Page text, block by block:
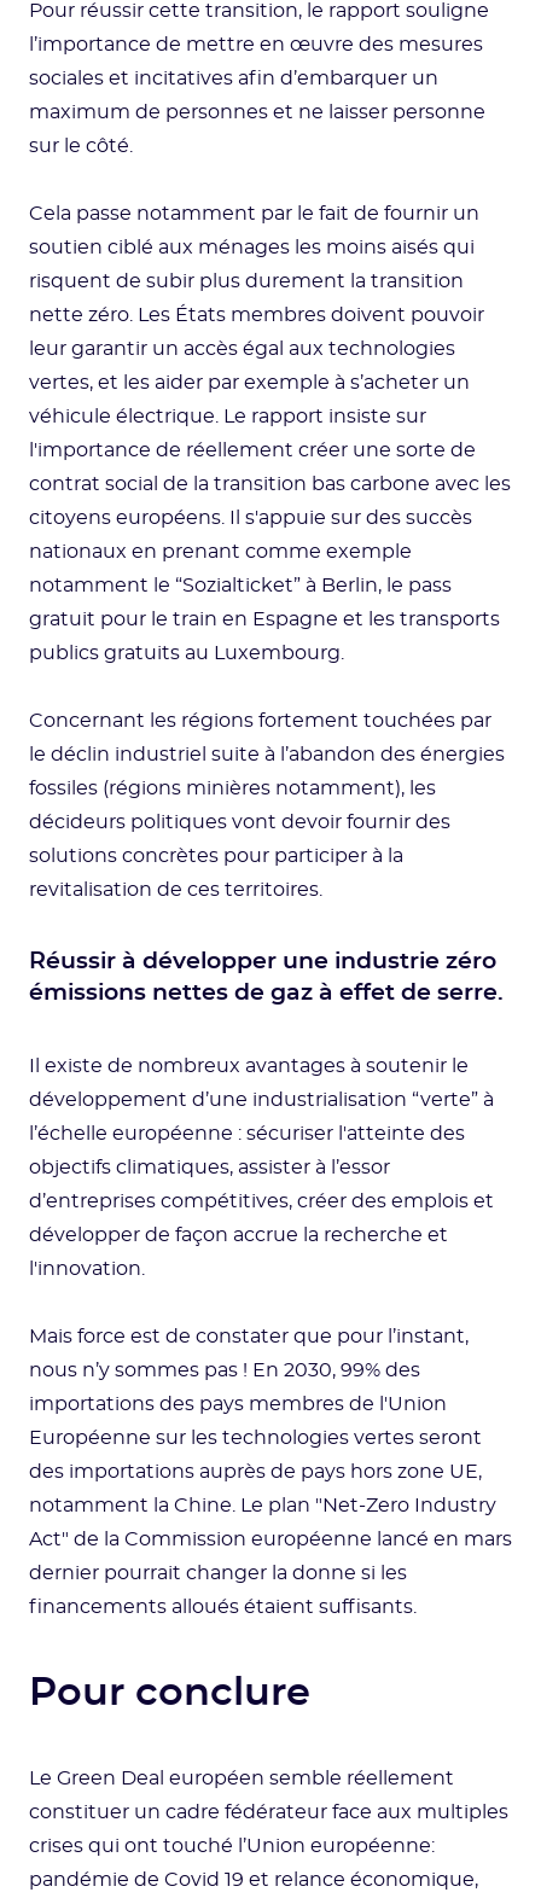
Pour réussir cette transition, le rapport souligne
l’importance de mettre en œuvre des mesures
sociales et incitatives afin d’embarquer un
maximum de personnes et ne laisser personne
sur le côté.
Cela passe notamment par le fait de fournir un
soutien ciblé aux ménages les moins aisés qui
risquent de subir plus durement la transition
nette zéro. Les États membres doivent pouvoir
leur garantir un accès égal aux technologies
vertes, et les aider par exemple à s’acheter un
véhicule électrique. Le rapport insiste sur
l'importance de réellement créer une sorte de
contrat social de la transition bas carbone avec les
citoyens européens. Il s'appuie sur des succès
nationaux en prenant comme exemple
notamment le “Sozialticket” à Berlin, le pass
gratuit pour le train en Espagne et les transports
publics gratuits au Luxembourg.
Concernant les régions fortement touchées par
le déclin industriel suite à l’abandon des énergies
fossiles (régions minières notamment), les
décideurs politiques vont devoir fournir des
solutions concrètes pour participer à la
revitalisation de ces territoires.
Réussir à développer une industrie zéro
émissions nettes de gaz à effet de serre.
Il existe de nombreux avantages à soutenir le
développement d’une industrialisation “verte” à
l’échelle européenne : sécuriser l'atteinte des
objectifs climatiques, assister à l’essor
d’entreprises compétitives, créer des emplois et
développer de façon accrue la recherche et
l'innovation.
Mais force est de constater que pour l’instant,
nous n’y sommes pas ! En 2030, 99% des
importations des pays membres de l'Union
Européenne sur les technologies vertes seront
des importations auprès de pays hors zone UE,
notamment la Chine. Le plan "Net-Zero Industry
Act" de la Commission européenne lancé en mars
dernier pourrait changer la donne si les
financements alloués étaient suffisants.
Pour conclure
Le Green Deal européen semble réellement
constituer un cadre fédérateur face aux multiples
crises qui ont touché l’Union européenne:
pandémie de Covid 19 et relance économique,